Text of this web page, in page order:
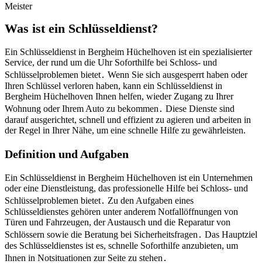
Meister
Was ist ein Schlüsseldienst?​
Ein Schlüsseldienst in Bergheim Hüchelhoven ist ein spezialisierter
Service, der rund um die Uhr Soforthilfe bei Schloss- und
Schlüsselproblemen bietet․ Wenn Sie sich ausgesperrt haben oder
Ihren Schlüssel verloren haben, kann ein Schlüsseldienst in
Bergheim Hüchelhoven Ihnen helfen, wieder Zugang zu Ihrer
Wohnung oder Ihrem Auto zu bekommen․ Diese Dienste sind
darauf ausgerichtet, schnell und effizient zu agieren und arbeiten in
der Regel in Ihrer Nähe, um eine schnelle Hilfe zu gewährleisten.
Definition und Aufgaben
Ein Schlüsseldienst in Bergheim Hüchelhoven ist ein Unternehmen
oder eine Dienstleistung, das professionelle Hilfe bei Schloss- und
Schlüsselproblemen bietet․ Zu den Aufgaben eines
Schlüsseldienstes gehören unter anderem Notfallöffnungen von
Türen und Fahrzeugen, der Austausch und die Reparatur von
Schlössern sowie die Beratung bei Sicherheitsfragen․ Das Hauptziel
des Schlüsseldienstes ist es, schnelle Soforthilfe anzubieten, um
Ihnen in Notsituationen zur Seite zu stehen․